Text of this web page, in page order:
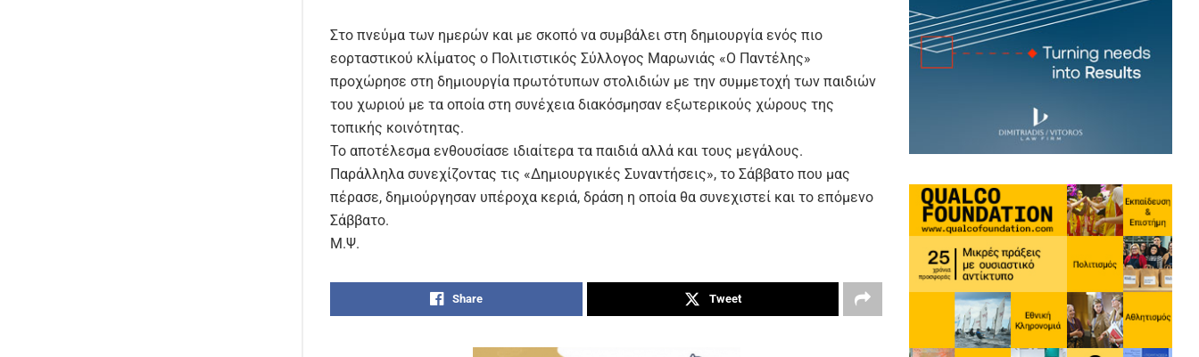
Στο πνεύμα των ημερών και με σκοπό να συμβάλει στη δημιουργία ενός πιο
εορταστικού κλίματος ο Πολιτιστικός Σύλλογος Μαρωνιάς «Ο Παντέλης»
προχώρησε στη δημιουργία πρωτότυπων στολιδιών με την συμμετοχή των παιδιών
του χωριού με τα οποία στη συνέχεια διακόσμησαν εξωτερικούς χώρους της
τοπικής κοινότητας.
Το αποτέλεσμα ενθουσίασε ιδιαίτερα τα παιδιά αλλά και τους μεγάλους.
Παράλληλα συνεχίζοντας τις «Δημιουργικές Συναντήσεις», το Σάββατο που μας
πέρασε, δημιούργησαν υπέροχα κεριά, δράση η οποία θα συνεχιστεί και το επόμενο
Σάββατο.
Μ.Ψ.
Share Tweet